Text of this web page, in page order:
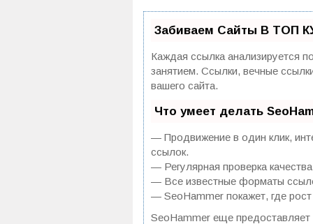
Забиваем Сайты В ТОП
Каждая ссылка анализируется
занятием. Ссылки, вечные
вашего сайта.
Что умеет делать
— Продвижение в один клик,
ссылок.
— Регулярная проверка
— Все известные форматы
— SeoHammer покажет, где
SeoHammer еще